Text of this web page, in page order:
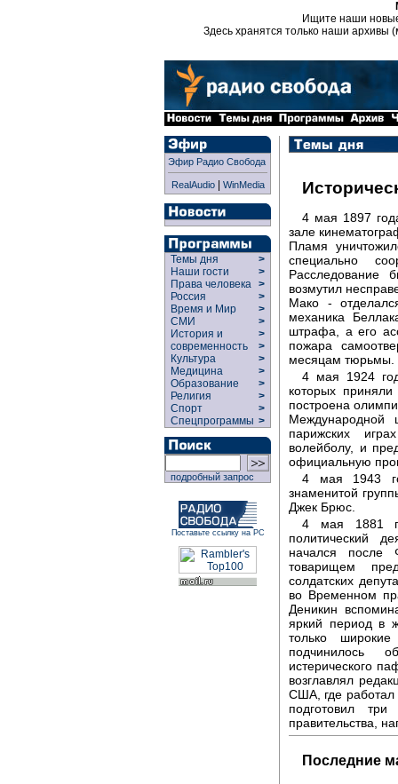
Ищите наши
Здесь хранятся только наши архивы
Эфир Радио Свобода
RealAudio| WinMedia
Темы дня
>
Наши гости
>
Права человека >
Россия
>
Время и Мир
>
СМИ
>
История и
современность
>
>
Культура
>
Медицина
>
Образование
>
Религия
>
Спорт
>
Спецпрограммы >
подробный запрос
Поставьте ссылку на РС
4 мая 1897
зале
Пламя
специально
Расследование
возмутил
Мако -
механика
штрафа, а его
пожара
месяцам тюрьмы.
4 мая 1924
которых
построена
парижских
волейболу, и
официальную
4 мая 1943
знаменитой
Джек Брюс.
4 мая 1881
политический
начался после
товарищем
солдатских
во Временном
Деникин
яркий период в
только
подчинилось
истерического
возглавлял
США, где работал
подготовил
правительства,
Последние